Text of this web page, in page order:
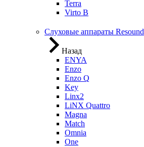
Terra
Virto B
Слуховые аппараты Resound
Назад
ENYA
Enzo
Enzo Q
Key
Linx2
LiNX Quattro
Magna
Match
Omnia
One